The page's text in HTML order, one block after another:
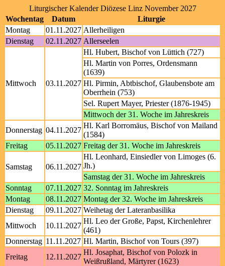
Liturgischer Kalender Diözese Linz November 2027
Wochentag
Datum
Liturgie
Montag
01.11.2027 Allerheiligen
Dienstag
02.11.2027 Allerseelen
Mittwoch 03.11.2027
Hl. Hubert, Bischof von Lüttich (727)
Hl. Martin von Porres, Ordensmann
(1639)
Hl. Pirmin, Abtbischof, Glaubensbote am
Oberrhein (753)
Sel. Rupert Mayer, Priester (1876-1945)
Mittwoch der 31. Woche im Jahreskreis
Donnerstag 04.11.2027
Hl. Karl Borromäus, Bischof von Mailand
(1584)
Freitag
05.11.2027 Freitag der 31. Woche im Jahreskreis
Samstag 06.11.2027
Hl. Leonhard, Einsiedler von Limoges (6.
Jh.)
Samstag der 31. Woche im Jahreskreis
Sonntag
07.11.2027 32. Sonntag im Jahreskreis
Montag
08.11.2027 Montag der 32. Woche im Jahreskreis
Dienstag
09.11.2027 Weihetag der Lateranbasilika
Mittwoch
10.11.2027
Hl. Leo der Große, Papst, Kirchenlehrer
(461)
Donnerstag 11.11.2027 Hl. Martin, Bischof von Tours (397)
Freitag
12.11.2027
Hl. Josaphat, Bischof von Polozk in
Weißrußland, Märtyrer (1623)